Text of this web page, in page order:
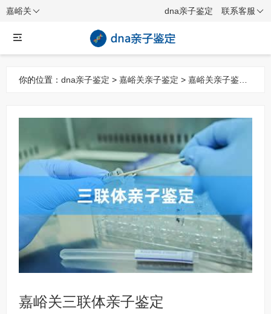
嘉峪关 dna亲子鉴定 联系客服
你的位置： dna亲子鉴定 > 嘉峪关亲子鉴定 > 嘉峪关亲子鉴定
嘉峪关三联体亲子鉴定